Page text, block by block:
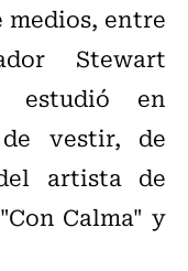
entre
Stewart
estudió en
vestir, de
artista de
Calma" y